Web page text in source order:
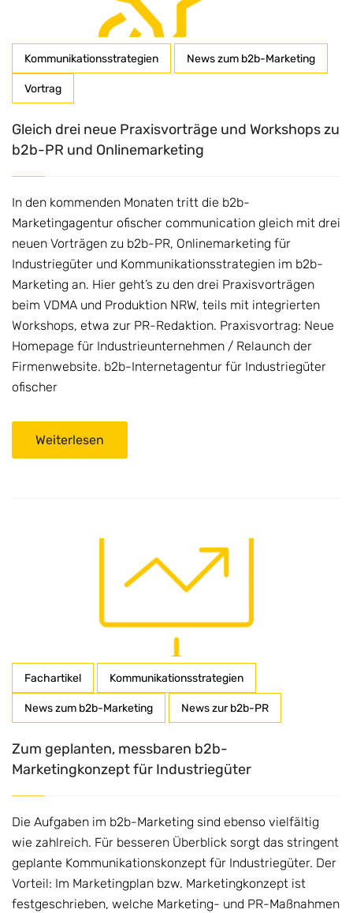
Kommunikationsstrategien News zum b2b-Marketing
Vortrag
Gleich drei neue Praxisvorträge und Workshops zu
b2b-PR und Onlinemarketing
In den kommenden Monaten tritt die b2b-
Marketingagentur ofischer communication gleich mit drei
neuen Vorträgen zu b2b-PR, Onlinemarketing für
Industriegüter und Kommunikationsstrategien im b2b-
Marketing an. Hier geht’s zu den drei Praxisvorträgen
beim VDMA und Produktion NRW, teils mit integrierten
Workshops, etwa zur PR-Redaktion. Praxisvortrag: Neue
Homepage für Industrieunternehmen / Relaunch der
Firmenwebsite. b2b-Internetagentur für Industriegüter
ofischer
Weiterlesen
Fachartikel Kommunikationsstrategien
News zum b2b-Marketing News zur b2b-PR
Zum geplanten, messbaren b2b-
Marketingkonzept für Industriegüter
Die Aufgaben im b2b-Marketing sind ebenso vielfältig
wie zahlreich. Für besseren Überblick sorgt das stringent
geplante Kommunikationskonzept für Industriegüter. Der
Vorteil: Im Marketingplan bzw. Marketingkonzept ist
festgeschrieben, welche Marketing- und PR-Maßnahmen